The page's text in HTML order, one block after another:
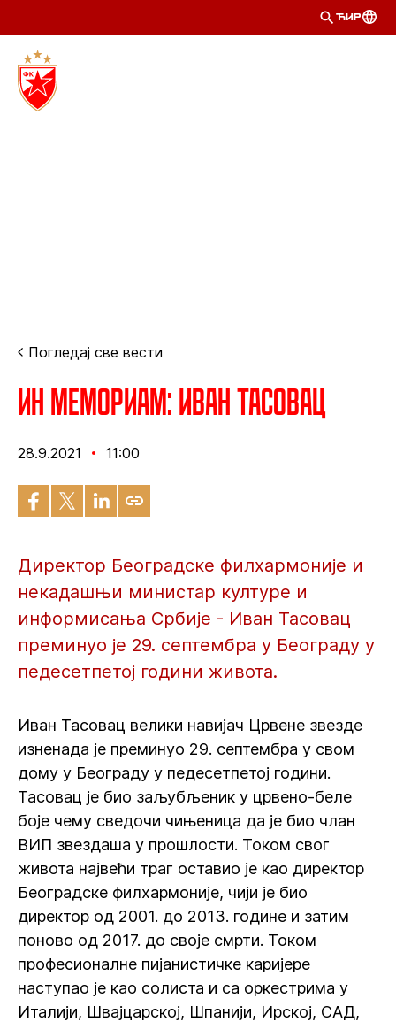
ЋИР
Погледај све вести
ИН МЕМОРИАМ: Иван Тасовац
28.9.2021 11:00
Директор Београдске филхармоније и
некадашњи министар културе и
информисања Србије - Иван Тасовац
преминуо је 29. септембра у Београду у
педесетпетој години живота.
Иван Тасовац велики навијач Црвене звезде
изненада је преминуо 29. септембра у свом
дому у Београду у педесетпетој години.
Тасовац је био заљубљеник у црвено-беле
боје чему сведочи чињеница да је био члан
ВИП звездаша у прошлости. Током свог
живота највећи траг оставио је као директор
Београдске филхармоније, чији је био
директор од 2001. до 2013. године и затим
поново од 2017. до своје смрти. Током
професионалне пијанистичке каријере
наступао је као солиста и са оркестрима у
Италији, Швајцарској, Шпанији, Ирској, САД,